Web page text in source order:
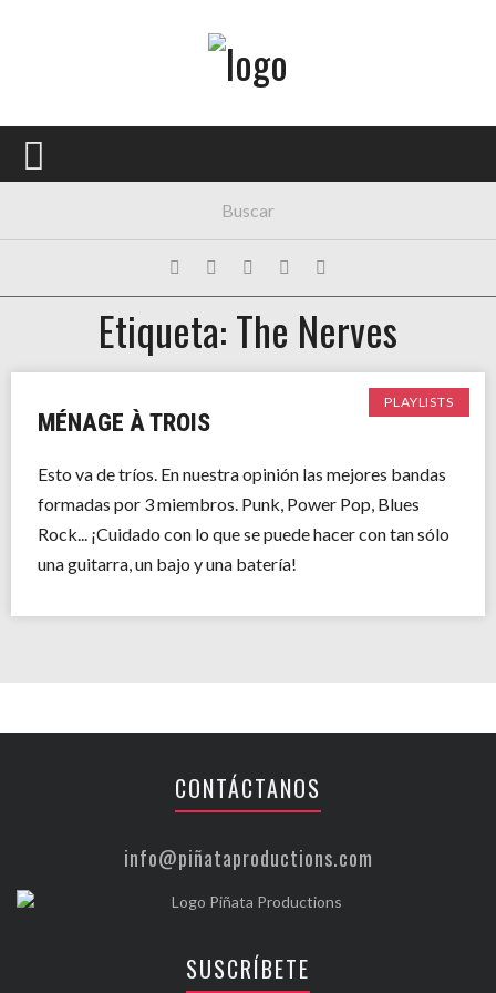
PORTADA
FESTIVALES
EXPOSICIONES
HISTORIAS
Etiqueta: The Nerves
PLAYLISTS
MÉNAGE À TROIS
Esto va de tríos. En nuestra opinión las mejores bandas
formadas por 3 miembros. Punk, Power Pop, Blues
Rock... ¡Cuidado con lo que se puede hacer con tan sólo
una guitarra, un bajo y una batería!
CONTÁCTANOS
info@piñataproductions.com
SUSCRÍBETE